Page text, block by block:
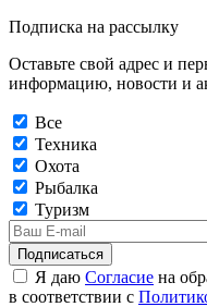
Подписка на рассылку
Оставьте свой адрес и
информацию, новости и
Все
Техника
Охота
Рыбалка
Туризм
Подписаться
Я даю Согласие на
в соответствии с